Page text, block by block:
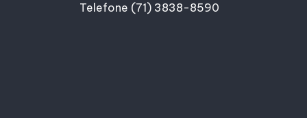
Telefone (71) 3838-8590